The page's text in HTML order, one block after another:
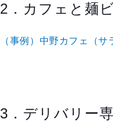
2．カフェと麺
（事例）中野カフェ（サ
3．デリバリー